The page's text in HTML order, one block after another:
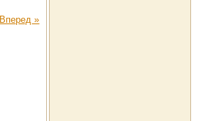
Вперед »